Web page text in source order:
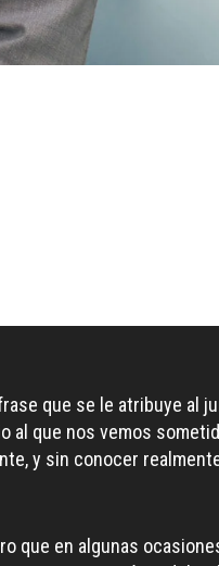
que se le atribuye al
al que nos vemos
y sin conocer
que en algunas